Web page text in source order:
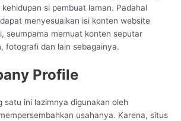
si pembuat laman. Padahal
menyesuaikan isi konten website
seumpama memuat konten seputar
fotografi dan lain sebagainya.
Profile
satu ini lazimnya digunakan oleh
usahanya. Karena, situs